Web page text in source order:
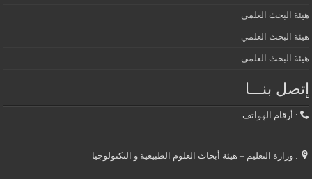
هيئة البحث العلمي
هيئة البحث العلمي
هيئة البحث العلمي
إتصل بنـــا
: أرقام الهواتف
: وزارة التعليم – هيئة أبحاث العلوم الطبيعية و التكنولوجيا